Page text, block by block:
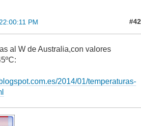
PM #42
al W de Australia,con valores
2014/01/temperaturas-